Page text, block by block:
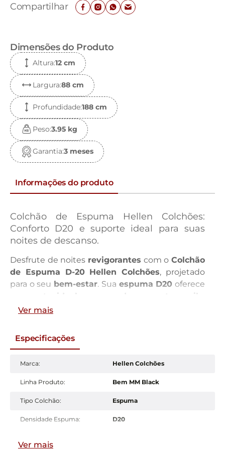
Compartilhar
Dimensões do Produto
Altura:12 cm
Largura:88 cm
Profundidade:188 cm
Peso:3.95 kg
Garantia:3 meses
Informações do produto
Colchão de Espuma Hellen Colchões:
Conforto D20 e suporte ideal para suas
noites de descanso.
Desfrute de noites revigorantes com o Colchão
de Espuma D-20 Hellen Colchões, projetado
para o seu bem-estar. Sua espuma D20 oferece
suporte ideal descanso tranquilo
enquanto o
colchão da linha Bem MM Black une
kg por pessoa
. Invista emqualidadepara suas
noites.
Experimente o
Colchão de Espuma D-20
ideal deconforto estilopara seu quarto. A
um sono reparador, enquanto o
Ver mais
Especificações
Marca: Hellen Colchões
Linha Produto: Bem MM Black
Tipo Colchão: Espuma
Densidade Espuma: D20
Ver mais